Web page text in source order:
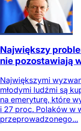
Największy
nie pozostawiają
Największymi
młodymi ludźmi są
na emeryturę, które
i 27 proc. Polaków w
przeprowadzonego...